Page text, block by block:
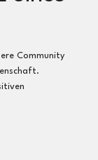
Größe
per E-Mail),
Community